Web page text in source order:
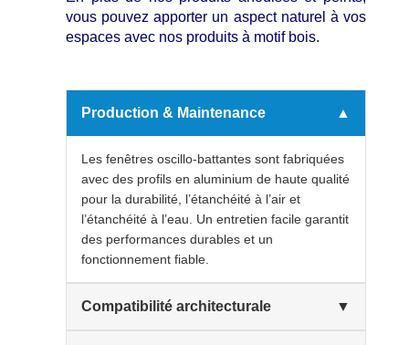
vous pouvez apporter un aspect naturel à vos
espaces avec nos produits à motif bois.
Production & Maintenance ▲
Les fenêtres oscillo-battantes sont fabriquées
avec des profils en aluminium de haute qualité
pour la durabilité, l’étanchéité à l’air et
l’étanchéité à l’eau. Un entretien facile garantit
des performances durables et un
fonctionnement fiable.
Compatibilité architecturale ▼